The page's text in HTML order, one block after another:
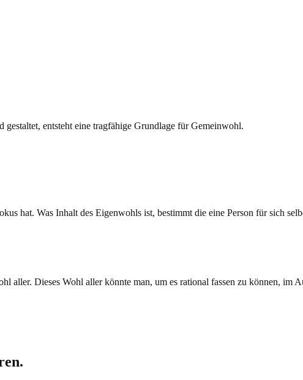
entsteht eine tragfähige Grundlage für Gemeinwohl.
hat. Was Inhalt des Eigenwohls ist, bestimmt die eine Person für sich
aller. Dieses Wohl aller könnte man, um es rational fassen zu können, im